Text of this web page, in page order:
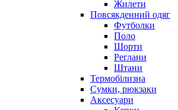
Жилети
Повсякденний одяг
Футболки
Поло
Шорти
Реглани
Штани
Термобілизна
Сумки, рюкзаки
Аксесуари